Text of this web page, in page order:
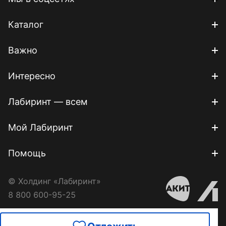
Каталог
Важно
Интересно
Лабиринт — всем
Мой Лабиринт
Помощь
© Холдинг «Лабиринт»
8 800 600-95-25